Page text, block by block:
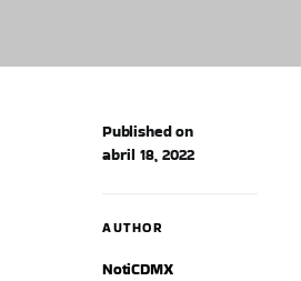
Published on
abril 18, 2022
AUTHOR
NotiCDMX